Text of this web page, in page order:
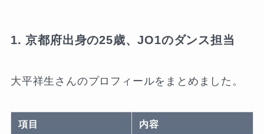
1. 京都府出身の25歳、JO1のダンス担当
大平祥生さんのプロフィールをまとめました。
項目 内容